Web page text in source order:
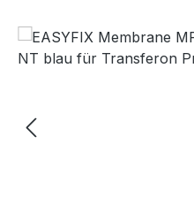
Bildergalerie überspringen